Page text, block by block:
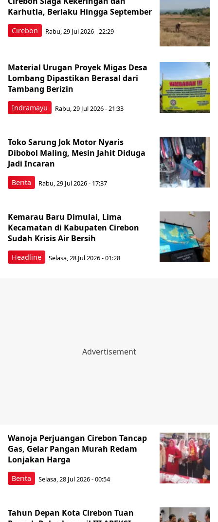
Cirebon
Karhutla, Berlaku Hingga September
Rabu, 29 Jul 2026 - 22:29
Indramayu
Material Urugan Proyek Migas Desa
Lombang Dipastikan Berasal dari
Tambang Berizin
Rabu, 29 Jul 2026 - 21:33
Berita
Toko Sarung Jok Motor Nyaris
Dibobol Maling, Mesin Jahit Diduga
Jadi Incaran
Rabu, 29 Jul 2026 - 17:37
Headline
Kemarau Baru Dimulai, Lima
Kecamatan di Kabupaten Cirebon
Sudah Krisis Air Bersih
Selasa, 28 Jul 2026 - 01:28
Berita
Wanoja Perjuangan Cirebon Tancap
Gas, Gelar Pangan Murah Redam
Lonjakan Harga
Selasa, 28 Jul 2026 - 00:54
Tahun Depan Kota Cirebon Tuan